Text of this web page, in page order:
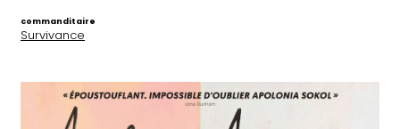
commanditaire
Survivance